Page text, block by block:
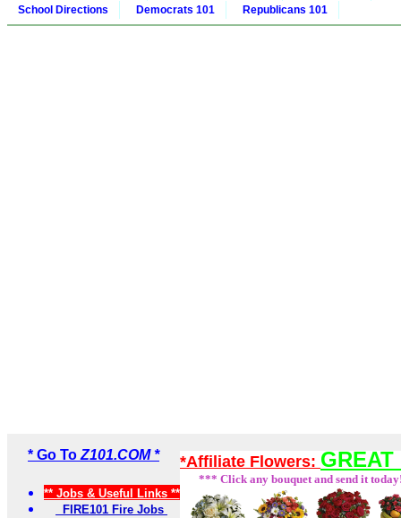
School Directions
Democrats 101 Republicans 101
* Go To Z101.COM *
** Jobs & Useful Links **
FIRE101 Fire Jobs
*Affiliate Flowers:
*** Click any bouquet and send it